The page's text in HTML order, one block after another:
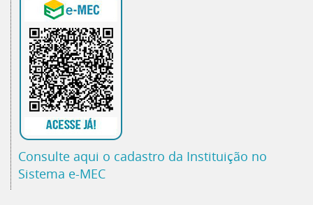
Consulte aqui o cadastro da Instituição no
Sistema e-MEC